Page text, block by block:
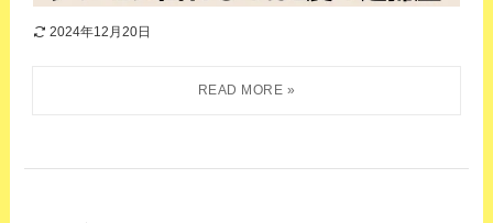
2024年12月20日